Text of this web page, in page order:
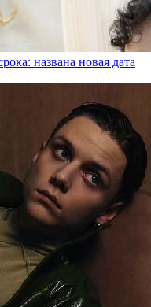
названа новая дата